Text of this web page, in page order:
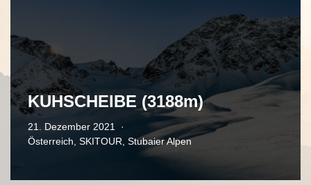
KUHSCHEIBE (3188m)
21. Dezember 2021
Österreich, SKITOUR, Stubaier Alpen